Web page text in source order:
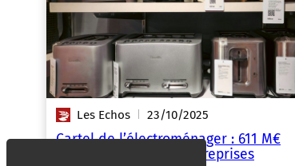
Les Echos 23/10/2025
Cartel de l’électroménager : 611 M€
d’amendes pour 12 entreprises